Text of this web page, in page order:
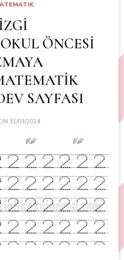
ÖNCESİ
SAYFASI
31/03/2024